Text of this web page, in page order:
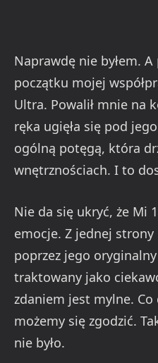
Naprawdę nie byłem.
początku mojej
Ultra. Powalił mnie na
ręka ugięła się pod
ogólną potęgą, która
wnętrznościach. I to
Nie da się ukryć, że Mi
emocje. Z jednej
poprzez jego
traktowany jako
zdaniem jest mylne. Co
możemy się zgodzić.
nie było.